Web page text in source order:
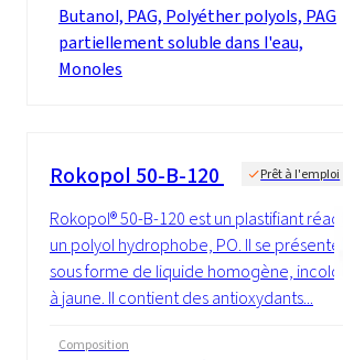
Butanol, PAG, Polyéther polyols, PAG
partiellement soluble dans l'eau,
Monoles
Rokopol 50-B-120 Prêt à l'emploi
Rokopol® 50-B-120 est un plastifiant
un polyol hydrophobe, PO. Il se présente
sous forme de liquide homogène,
à jaune. Il contient des antioxydants...
Composition